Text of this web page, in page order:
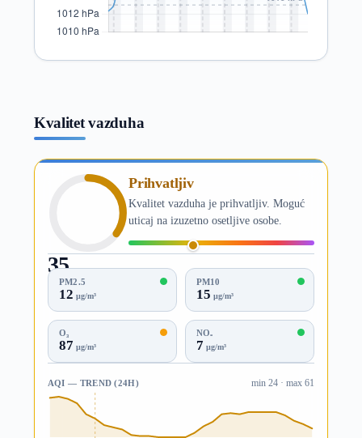
Kvalitet vazduha
35
AQI
Prihvatljiv
Kvalitet vazduha je prihvatljiv. Moguć
uticaj na izuzetno osetljive osobe.
PM2.5
12 µg/m³
PM10
15 µg/m³
O₃
87 µg/m³
NO₂
7 µg/m³
AQI — TREND (24H) min 24 · max 61